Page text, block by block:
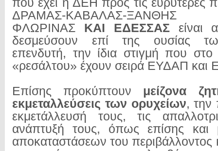
που έχει η ΔΕΗ προς τις ευρύτερες
ΔΡΑΜΑΣ-ΚΑΒΑΛΑΣ-ΞΑΝΘΗΣ
ΦΛΩΡΙΝΑΣ ΚΑΙ ΕΔΕΣΣΑΣ είναι
δεσμεύσουν επί της ουσίας
επενδυτή, την ίδια στιγμή που
«ρεσάλτου» έχουν σειρά ΕΥΔΑΠ και
Επίσης προκύπτουν μείζονα
εκμεταλλεύσεις των ορυχείων, την
εκμετάλλευσή τους, τις
ανάπτυξή τους, όπως επίσης και
αποκαταστάσεων του περιβάλλοντος